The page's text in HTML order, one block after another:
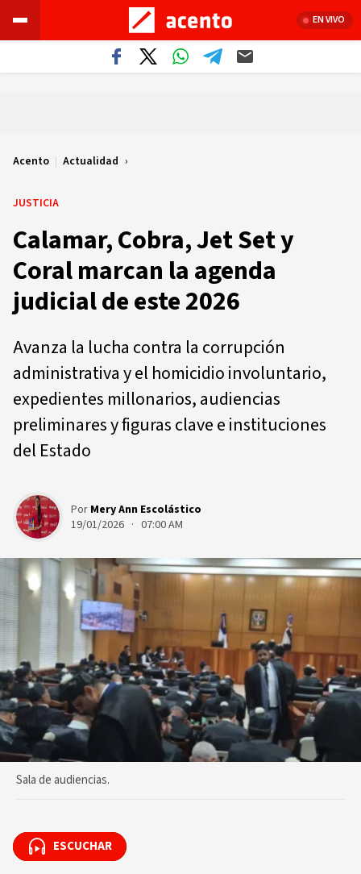
EN VIVO
Acento | Actualidad
JUSTICIA
Calamar, Cobra, Jet Set y
Coral marcan la agenda
judicial de este 2026
Avanza la lucha contra la corrupción
administrativa y el homicidio involuntario,
expedientes millonarios, audiencias
preliminares y figuras clave e instituciones
del Estado
Por Mery Ann Escolástico
19/01/2026 · 07:00 AM
Sala de audiencias.
ESCUCHAR
ESCUCHAR